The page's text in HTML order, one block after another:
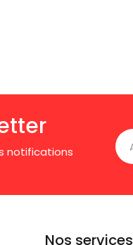
notifications
Nos services